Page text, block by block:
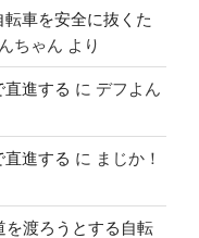
車を安全に抜くた
ちゃん より
進する に デフよん
進する に まじか！
を渡ろうとする自転